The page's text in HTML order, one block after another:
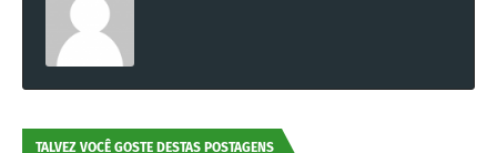
TALVEZ VOCÊ GOSTE DESTAS POSTAGENS